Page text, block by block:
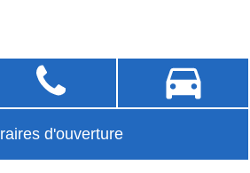
d'ouverture